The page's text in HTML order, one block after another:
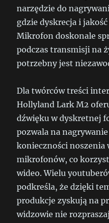
narzędzie do
gdzie dyskrecja i
Mikrofon doskonale
podczas transmisji na
potrzebny jest
Dla twórców treści
Hollyland Lark M2
dźwięku w dyskretnej
pozwala na
konieczności noszenia
mikrofonów, co
wideo. Wielu
podkreśla, że dzięki
produkcje zyskują na
widzowie nie